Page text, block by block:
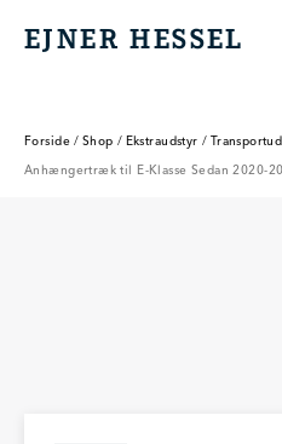
EJNER HESSEL
EJNER HESSEL
Forside / Shop / Ekstraudstyr /
Anhængertræk til E-Klasse Sedan 2020-